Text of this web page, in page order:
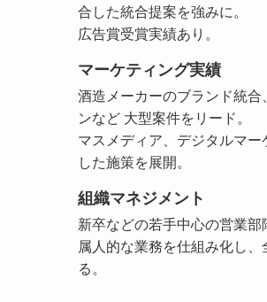
合 した統合提案を強みに。
広告賞受賞実績あり。
マーケティング実績
酒造メーカーのブランド統
ンなど 大型案件をリード。
マスメディア、デジタルマ
した施策を展開。
組織マネジメント
新卒などの若手中心の営業部
属人的な業務を仕組み化し、
る。